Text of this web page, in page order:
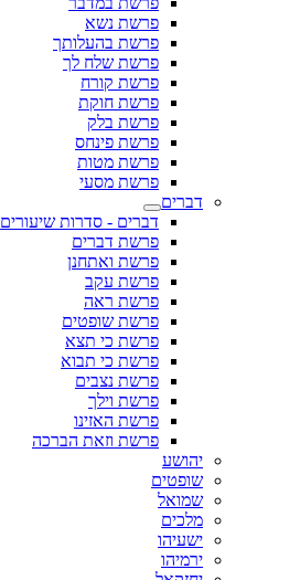
פרשת נשא
פרשת בהעלותך
פרשת שלח לך
פרשת קורח
פרשת חוקת
פרשת בלק
פרשת פינחס
פרשת מטות
פרשת מסעי
דברים
דברים - סדרות שיעורים
פרשת דברים
פרשת ואתחנן
פרשת עקב
פרשת ראה
פרשת שופטים
פרשת כי תצא
פרשת כי תבוא
פרשת נצבים
פרשת וילך
פרשת האזינו
פרשת וזאת הברכה
יהושע
שופטים
שמואל
מלכים
ישעיהו
ירמיהו